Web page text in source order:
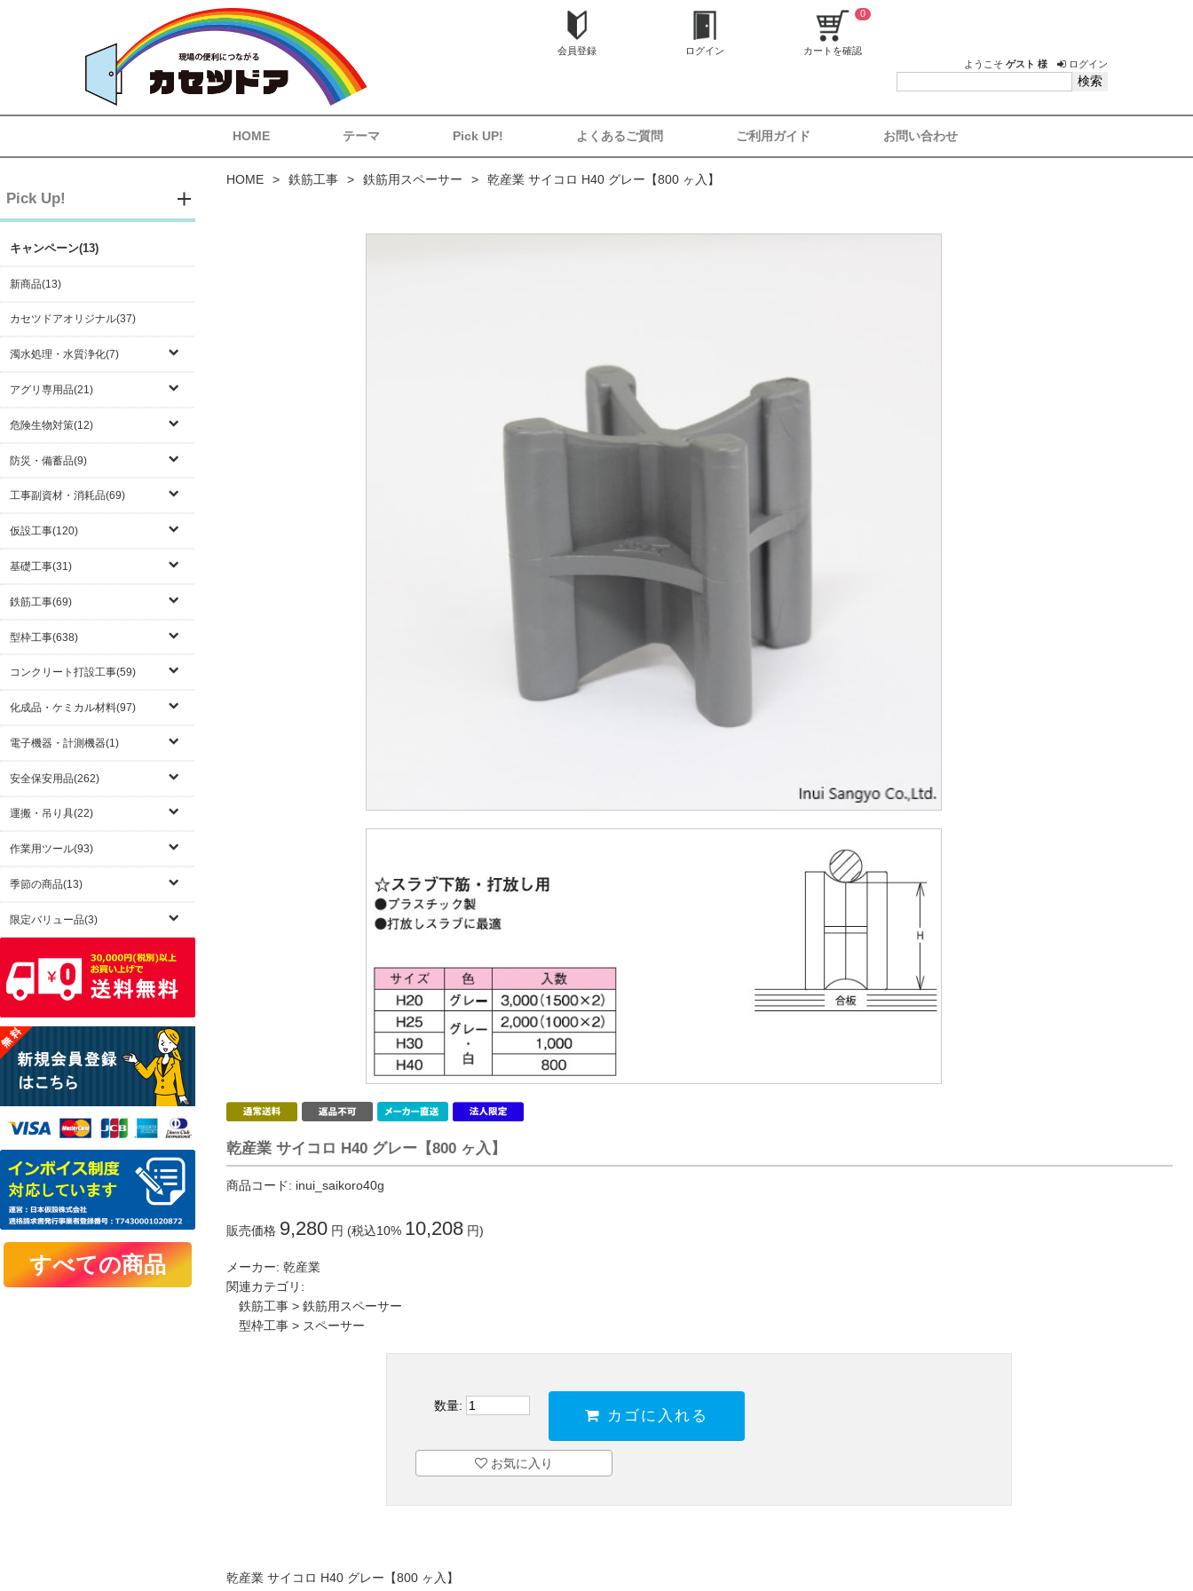
会員登録 ログイン カートを確認
0
ようこそ ゲスト 様 ログイン
HOME テーマ Pick UP! よくあるご質問 ご利用ガイド お問い合わせ
Pick Up!
キャンペーン(13)
新商品(13)
カセツドアオリジナル(37)
濁水処理・水質浄化(7)
アグリ専用品(21)
危険生物対策(12)
防災・備蓄品(9)
工事副資材・消耗品(69)
仮設工事(120)
基礎工事(31)
鉄筋工事(69)
型枠工事(638)
コンクリート打設工事(59)
化成品・ケミカル材料(97)
電子機器・計測機器(1)
安全保安用品(262)
運搬・吊り具(22)
作業用ツール(93)
季節の商品(13)
限定バリュー品(3)
HOME 鉄筋工事 鉄筋用スペーサー 乾産業 サイコロ H40 グレー【800 ヶ入】
乾産業 サイコロ H40 グレー【800 ヶ入】
商品コード: inui_saikoro40g
販売価格 9,280 円 (税込10% 10,208 円)
メーカー: 乾産業
関連カテゴリ:
鉄筋工事 > 鉄筋用スペーサー
型枠工事 > スペーサー
数量:
カゴに入れる
お気に入り
乾産業 サイコロ H40 グレー【800 ヶ入】